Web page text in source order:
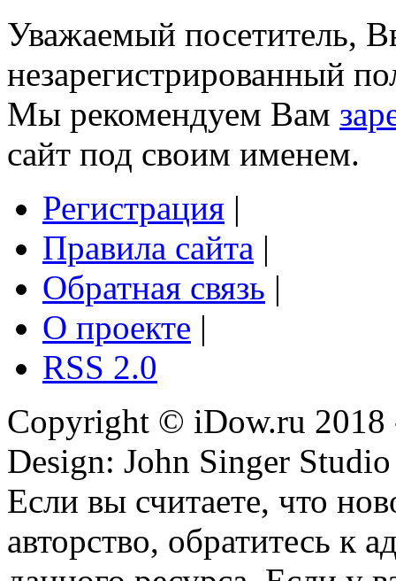
Уважаемый посетитель,
незарегистрированный
Мы рекомендуем Вам
сайт под своим именем.
Регистрация |
Правила сайта |
Обратная связь |
О проекте |
RSS 2.0
Copyright © iDow.ru 2018
Design: John Singer Studio
Если вы считаете, что
авторство, обратитесь к